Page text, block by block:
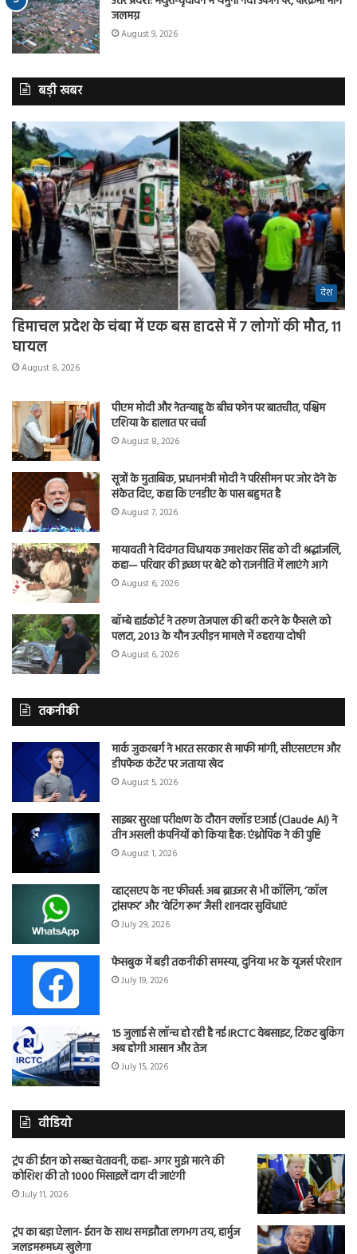
जलमग्न
August 9, 2026
बड़ी खबर
देश
हिमाचल प्रदेश के चंबा में एक बस हादसे में 7 लोगों की मौत, 11
घायल
August 8, 2026
पीएम मोदी और नेतन्याहू के बीच फोन पर बातचीत, पश्चिम
एशिया के हालात पर चर्चा
August 8, 2026
सूत्रों के मुताबिक, प्रधानमंत्री मोदी ने परिसीमन पर जोर देने के
संकेत दिए, कहा कि एनडीए के पास बहुमत है
August 7, 2026
मायावती ने दिवंगत विधायक उमाशंकर सिंह को दी श्रद्धांजलि,
कहा— परिवार की इच्छा पर बेटे को राजनीति में लाएंगे आगे
August 6, 2026
बॉम्बे हाईकोर्ट ने तरुण तेजपाल की बरी करने के फैसले को
पलटा, 2013 के यौन उत्पीड़न मामले में ठहराया दोषी
August 6, 2026
तकनीकी
मार्क जुकरबर्ग ने भारत सरकार से माफी मांगी, सीएसएएम और
डीपफेक कंटेंट पर जताया खेद
August 5, 2026
साइबर सुरक्षा परीक्षण के दौरान क्लॉड एआई (Claude AI) ने
तीन असली कंपनियों को किया हैक: एंथ्रोपिक ने की पुष्टि
August 1, 2026
व्हाट्सएप के नए फीचर्स: अब ब्राउजर से भी कॉलिंग, ‘कॉल
ट्रांसफर’ और ‘वेटिंग रूम’ जैसी शानदार सुविधाएं
July 29, 2026
फेसबुक में बड़ी तकनीकी समस्या, दुनिया भर के यूजर्स परेशान
July 19, 2026
15 जुलाई से लॉन्च हो रही है नई IRCTC वेबसाइट, टिकट बुकिंग
अब होगी आसान और तेज
July 15, 2026
वीडियो
ट्रंप की ईरान को सख्त चेतावनी, कहा- अगर मुझे मारने की
कोशिश की तो 1000 मिसाइलें दाग दी जाएंगी
July 11, 2026
ट्रंप का बड़ा ऐलान- ईरान के साथ समझौता लगभग तय, हार्मुज
जलडमरूमध्य खुलेगा